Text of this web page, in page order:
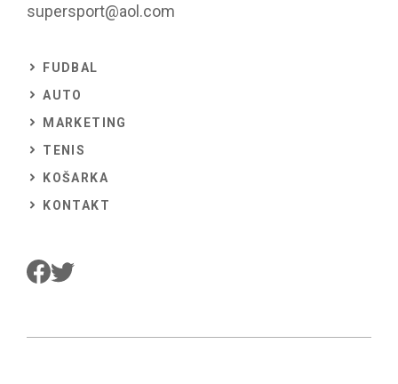
supersport@aol.com
FUDBAL
AUTO
MARKETING
TENIS
KOŠARKA
KONTAKT